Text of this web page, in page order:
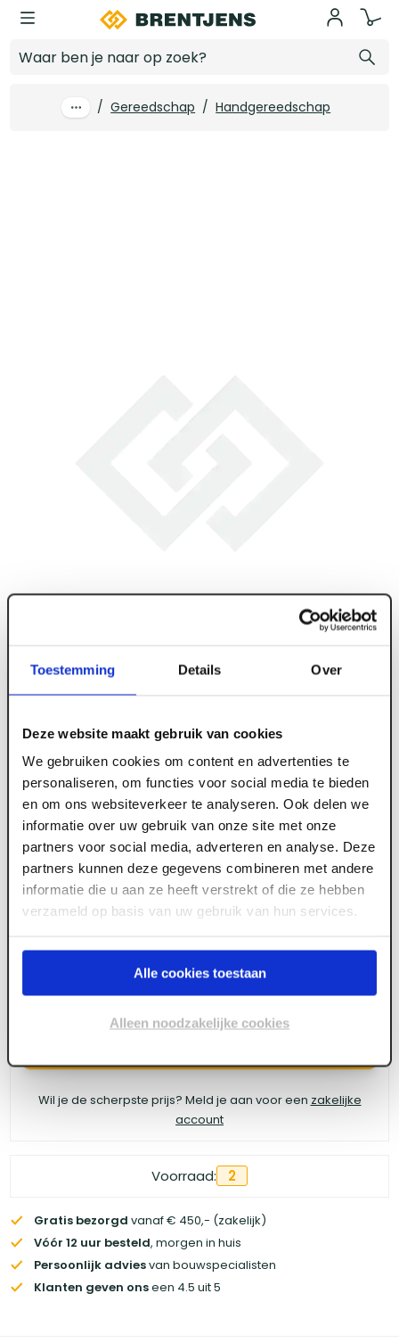
Toestemming Details Over
Deze website maakt gebruik van cookies
We gebruiken cookies om content en advertenties te
personaliseren, om functies voor social media te bieden
en om ons websiteverkeer te analyseren. Ook delen we
informatie over uw gebruik van onze site met onze
partners voor social media, adverteren en analyse. Deze
partners kunnen deze gegevens combineren met andere
informatie die u aan ze heeft verstrekt of die ze hebben
verzameld op basis van uw gebruik van hun services.
Alle cookies toestaan
Alleen noodzakelijke cookies
Ga naar hoofdinhoud
/ Gereedschap / Handgereedschap
ART005934
4tecx Gesmede spade 330 x 140 mm met
hals blank geslepen met essen steel
te krijgen tot de prijzen.
Wil je de scherpste prijs? Meld je aan voor een zakelijke
account
Voorraad: 2
Gratis bezorgd vanaf € 450,- (zakelijk)
Vóór 12 uur besteld, morgen in huis
Persoonlijk adviesvan bouwspecialisten
Klanten geven onseen 4.5 uit 5
Log in voor prijzen